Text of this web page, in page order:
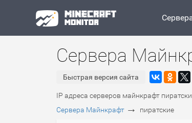
Сервера
Быстрая версия сайта
IP адреса серверов майнкрафт
Сервера Майнкрафт → пиратские